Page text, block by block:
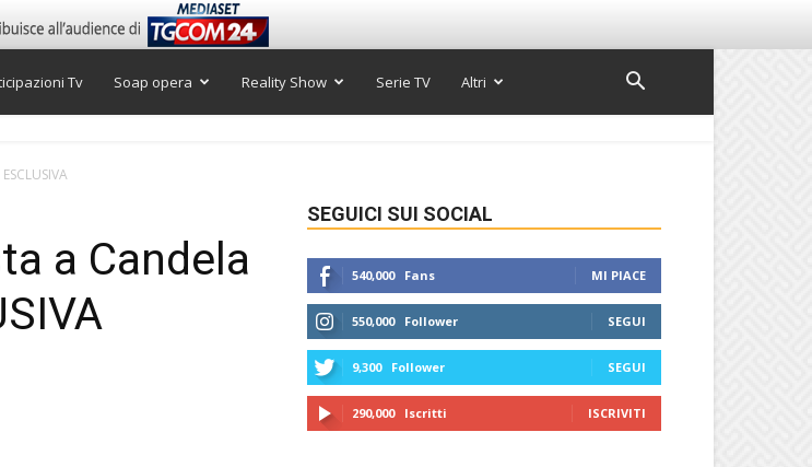
Tv Soap opera Reality Show Serie TV Altri
a Candela
SEGUICI SUI SOCIAL
540,000 Fans MI PIACE
550,000 Follower SEGUI
9,300 Follower SEGUI
290,000 Iscritti ISCRIVITI